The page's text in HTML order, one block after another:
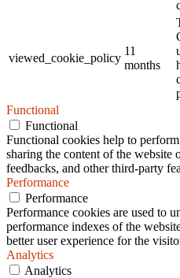
viewed_cookie_policy
11
months
Functional
Functional
Functional cookies help to
sharing the content of the website
feedbacks, and other third-party
Performance
Performance
Performance cookies are used to
performance indexes of the
better user experience for the
Analytics
Analytics